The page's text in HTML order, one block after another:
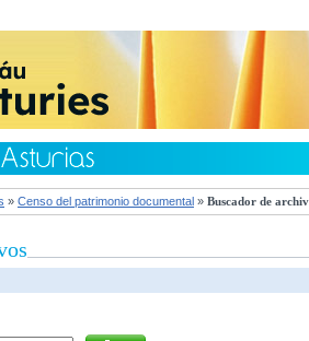
» Censo del patrimonio documental » Buscador de